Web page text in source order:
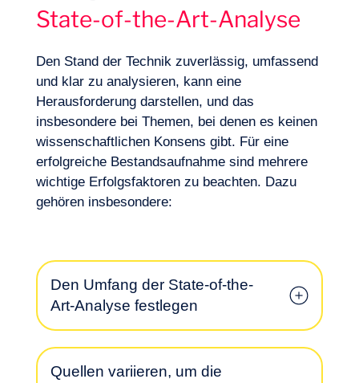
Unser Abenteuer
State-of-the-Art-Analyse
Den Stand der Technik zuverlässig, umfassend
und klar zu analysieren, kann eine
Herausforderung darstellen, und das
insbesondere bei Themen, bei denen es keinen
wissenschaftlichen Konsens gibt. Für eine
erfolgreiche Bestandsaufnahme sind mehrere
wichtige Erfolgsfaktoren zu beachten. Dazu
gehören insbesondere:
Den Umfang der State-of-the-
Art-Analyse festlegen
Quellen variieren, um die